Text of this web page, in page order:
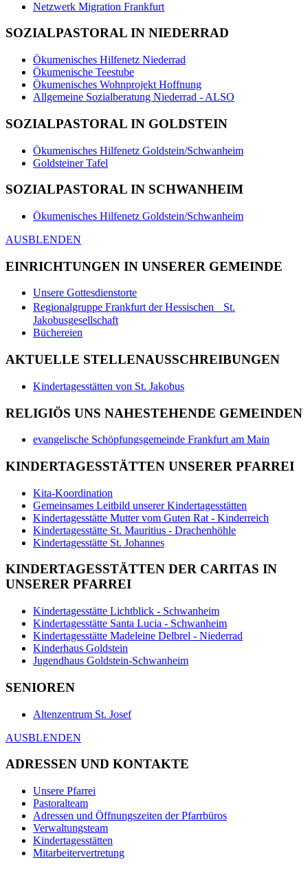
Netzwerk Migration Frankfurt
SOZIALPASTORAL IN NIEDERRAD
Ökumenisches Hilfenetz Niederrad
Ökumenische Teestube
Ökumenisches Wohnprojekt Hoffnung
Allgemeine Sozialberatung Niederrad - ALSO
SOZIALPASTORAL IN GOLDSTEIN
Ökumenisches Hilfenetz Goldstein/Schwanheim
Goldsteiner Tafel
SOZIALPASTORAL IN SCHWANHEIM
Ökumenisches Hilfenetz Goldstein/Schwanheim
AUSBLENDEN
EINRICHTUNGEN IN UNSERER GEMEINDE
Unsere Gottesdienstorte
Regionalgruppe Frankfurt der Hessischen St.
Jakobusgesellschaft
Büchereien
AKTUELLE STELLENAUSSCHREIBUNGEN
Kindertagesstätten von St. Jakobus
RELIGIÖS UNS NAHESTEHENDE GEMEINDEN
evangelische Schöpfungsgemeinde Frankfurt am Main
KINDERTAGESSTÄTTEN UNSERER PFARREI
Kita-Koordination
Gemeinsames Leitbild unserer Kindertagesstätten
Kindertagesstätte Mutter vom Guten Rat - Kinderreich
Kindertagesstätte St. Mauritius - Drachenhöhle
Kindertagesstätte St. Johannes
KINDERTAGESSTÄTTEN DER CARITAS IN
UNSERER PFARREI
Kindertagesstätte Lichtblick - Schwanheim
Kindertagesstätte Santa Lucia - Schwanheim
Kindertagesstätte Madeleine Delbrel - Niederrad
Kinderhaus Goldstein
Jugendhaus Goldstein-Schwanheim
SENIOREN
Altenzentrum St. Josef
AUSBLENDEN
ADRESSEN UND KONTAKTE
Unsere Pfarrei
Pastoralteam
Adressen und Öffnungszeiten der Pfarrbüros
Verwaltungsteam
Kindertagesstätten
Mitarbeitervertretung